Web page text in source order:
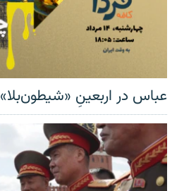
عباس در اربعینِ «شیطون‌بلا»